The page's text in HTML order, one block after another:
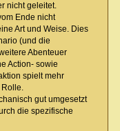
nicht geleitet.
Ende nicht
Art und Weise. Dies
(und die
Abenteuer
Action- sowie
spielt mehr
gut umgesetzt
die spezifische